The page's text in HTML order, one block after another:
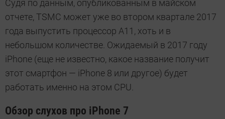
Судя по данным, опубликованным в майском
отчете, TSMC может уже во втором квартале 2017
года выпустить процессор А11, хоть и в
небольшом количестве. Ожидаемый в 2017 году
iPhone (еще не известно, какое название получит
этот смартфон — iPhone 8 или другое) будет
работать именно на этом CPU.
Обзор слухов про iPhone 7